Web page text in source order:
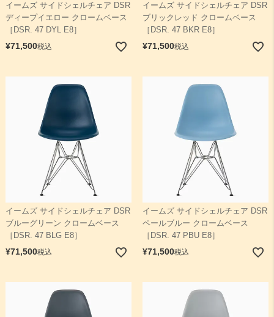
イームズ サイドシェルチェア DSR
ディープイエロー クロームベース
［DSR. 47 DYL E8］
¥71,500税込
イームズ サイドシェルチェア DSR
ブリックレッド クロームベース
［DSR. 47 BKR E8］
¥71,500税込
イームズ サイドシェルチェア DSR
ブルーグリーン クロームベース
［DSR. 47 BLG E8］
¥71,500税込
イームズ サイドシェルチェア DSR
ペールブルー クロームベース
［DSR. 47 PBU E8］
¥71,500税込